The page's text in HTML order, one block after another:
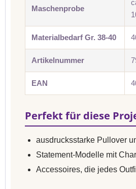
Maschenprobe
Materialbedarf Gr. 38-40
Artikelnummer
EAN
Perfekt für diese
ausdrucksstarke Pullover
Statement-Modelle mit
Accessoires, die jedes